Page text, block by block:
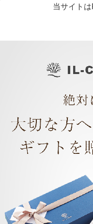
当サイトは